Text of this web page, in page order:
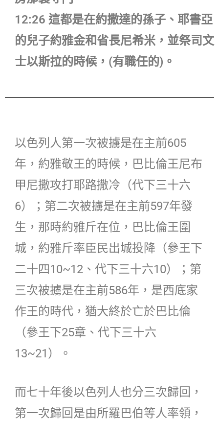
12:26 這都是在約撒達的孫子、耶書亞
的兒子約雅金和省長尼希米，並祭司文
士以斯拉的時候，(有職任的)。
以色列人第一次被擄是在主前605
年，約雅敬王的時候，巴比倫王尼布
甲尼撒攻打耶路撒冷（代下三十六
6）；第二次被擄是在主前597年發
生，那時約雅斤在位，巴比倫王圍
城，約雅斤率臣民出城投降（參王下
二十四10~12、代下三十六10）；第
三次被擄是在主前586年，是西底家
作王的時代，猶大終於亡於巴比倫
（參王下25章、代下三十六
13~21）。
而七十年後以色列人也分三次歸回，
第一次歸回是由所羅巴伯等人率領，